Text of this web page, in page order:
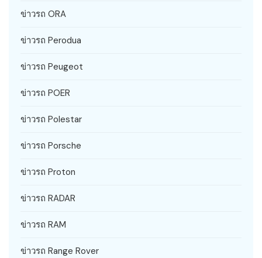
ข่าวรถ ORA
ข่าวรถ Perodua
ข่าวรถ Peugeot
ข่าวรถ POER
ข่าวรถ Polestar
ข่าวรถ Porsche
ข่าวรถ Proton
ข่าวรถ RADAR
ข่าวรถ RAM
ข่าวรถ Range Rover